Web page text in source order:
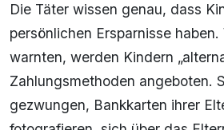
Die Täter wissen genau, dass
persönlichen Ersparnisse
warnten, werden Kindern
Zahlungsmethoden angeboten.
gezwungen, Bankkarten ihrer